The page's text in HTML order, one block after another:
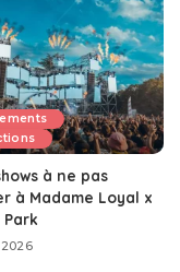
à ne pas
à Madame Loyal x